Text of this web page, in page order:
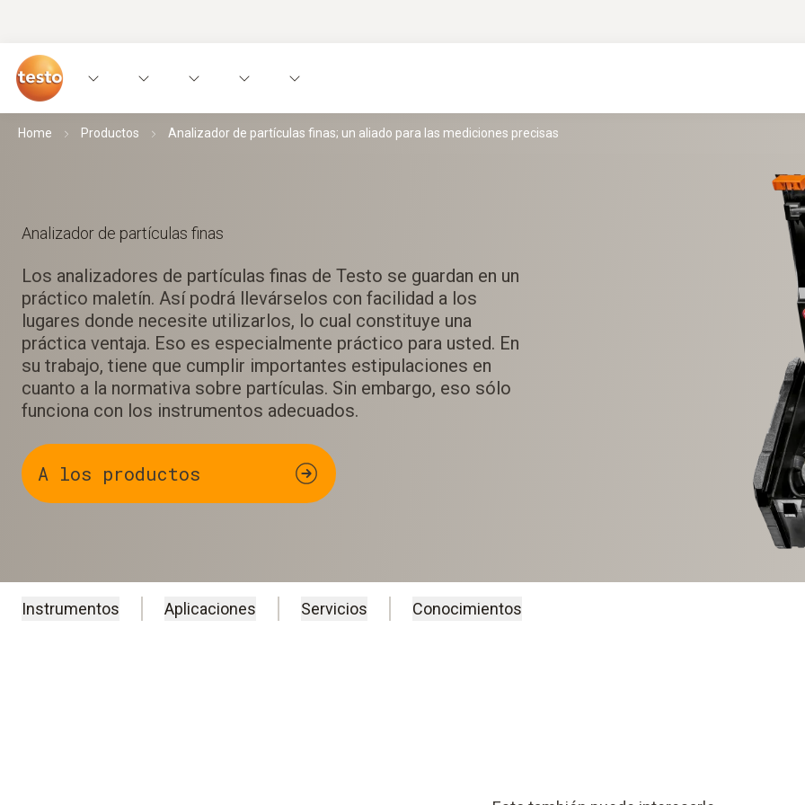
Home Productos Analizador de partículas finas; un aliado para las mediciones precisas
Analizador de partículas finas
Los analizadores de partículas finas de Testo se guardan en un
práctico maletín. Así podrá llevárselos con facilidad a los
lugares donde necesite utilizarlos, lo cual constituye una
práctica ventaja. Eso es especialmente práctico para usted. En
su trabajo, tiene que cumplir importantes estipulaciones en
cuanto a la normativa sobre partículas. Sin embargo, eso sólo
funciona con los instrumentos adecuados.
A los productos
Instrumentos Aplicaciones Servicios Conocimientos